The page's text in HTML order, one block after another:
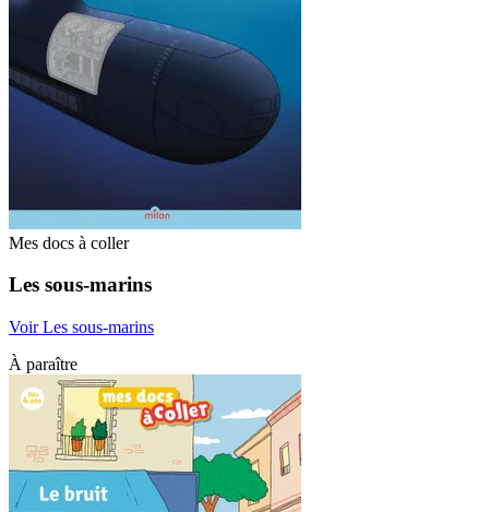
Mes docs à coller
Les sous-marins
Voir Les sous-marins
À paraître